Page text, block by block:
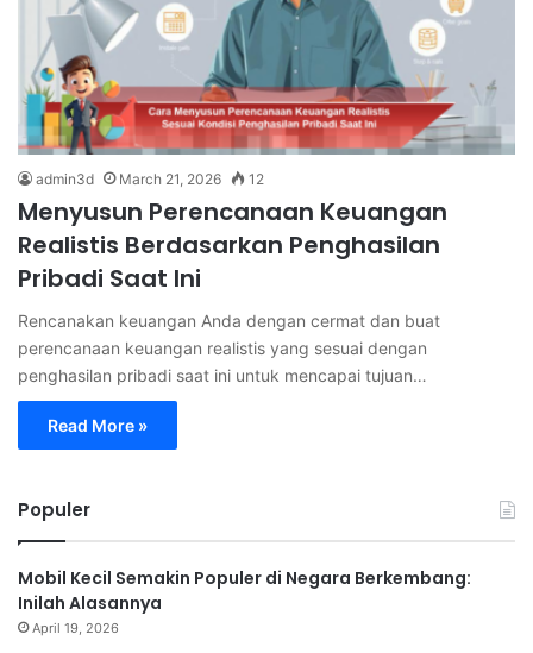
admin3d March 21, 2026 12
Menyusun Perencanaan Keuangan
Realistis Berdasarkan Penghasilan
Pribadi Saat Ini
Rencanakan keuangan Anda dengan cermat dan buat
perencanaan keuangan realistis yang sesuai dengan
penghasilan pribadi saat ini untuk mencapai tujuan…
Read More »
Populer
Mobil Kecil Semakin Populer di Negara Berkembang:
Inilah Alasannya
April 19, 2026